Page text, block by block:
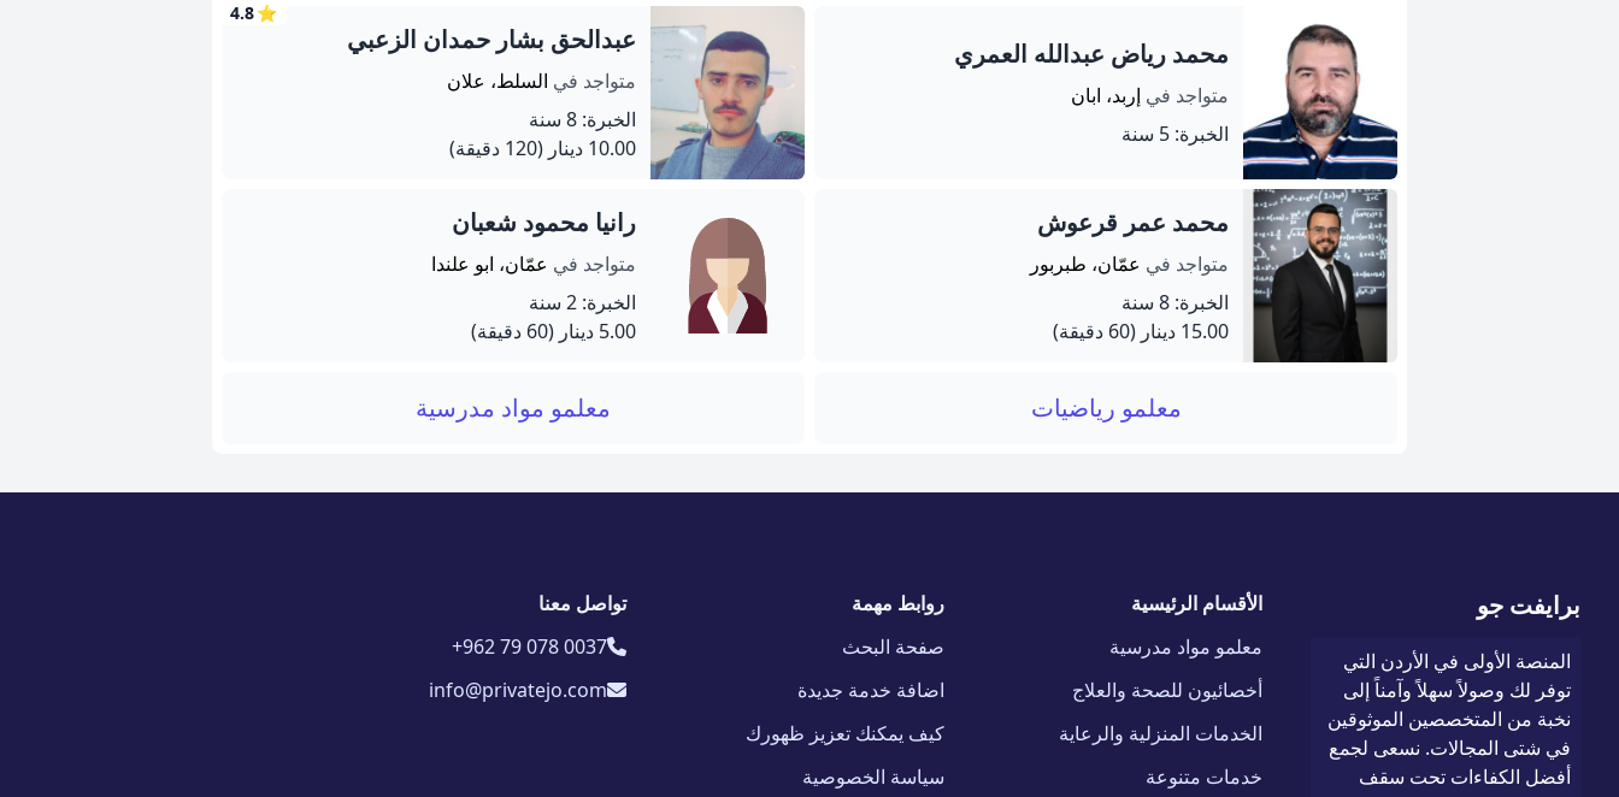
محمد رياض عبدالله العمري
متواجد في إربد، ابان
الخبرة: 5 سنة
⭐
4.8
عبدالحق بشار حمدان الزعبي
متواجد في السلط، علان
الخبرة: 8 سنة
10.00 دينار
(120 دقيقة)
محمد عمر قرعوش
متواجد في عمّان، طبربور
الخبرة: 8 سنة
15.00 دينار
(60 دقيقة)
رانيا محمود شعبان
متواجد في عمّان، ابو علندا
الخبرة: 2 سنة
5.00 دينار
(60 دقيقة)
معلمو رياضيات معلمو مواد مدرسية
برايفت جو
المنصة الأولى في الأردن التي
توفر لك وصولاً سهلاً وآمناً إلى
نخبة من المتخصصين الموثوقين
في شتى المجالات. نسعى لجمع
أفضل الكفاءات تحت سقف
الأقسام الرئيسية
معلمو مواد مدرسية
أخصائيون للصحة والعلاج
الخدمات المنزلية والرعاية
خدمات متنوعة
روابط مهمة
صفحة البحث
اضافة خدمة جديدة
كيف يمكنك تعزيز ظهورك
سياسة الخصوصية
تواصل معنا
+962 79 078 0037
info@privatejo.com